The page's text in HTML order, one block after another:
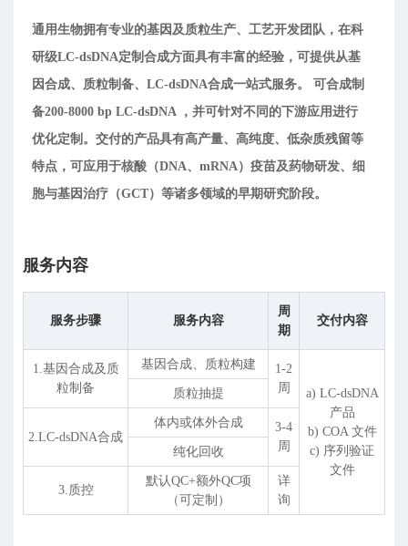
通用生物拥有专业的基因及质粒生产、工艺开发团队，在科
研级LC-dsDNA定制合成方面具有丰富的经验，可提供从基
因合成、质粒制备、LC-dsDNA合成一站式服务。 可合成制
备200-8000 bp LC-dsDNA ，并可针对不同的下游应用进行
优化定制。交付的产品具有高产量、高纯度、低杂质残留等
特点，可应用于核酸（DNA、mRNA）疫苗及药物研发、细
胞与基因治疗（GCT）等诸多领域的早期研究阶段。
服务内容
服务步骤 服务内容
周
期
交付内容
1.基因合成及质
粒制备
基因合成、质粒构建
1-2
周
a) LC-dsDNA
产品
b) COA 文件
c) 序列验证
文件
质粒抽提
2.LC-dsDNA合成
体内或体外合成
3-4
周
纯化回收
3.质控
默认QC+额外QC项
（可定制）
详
询